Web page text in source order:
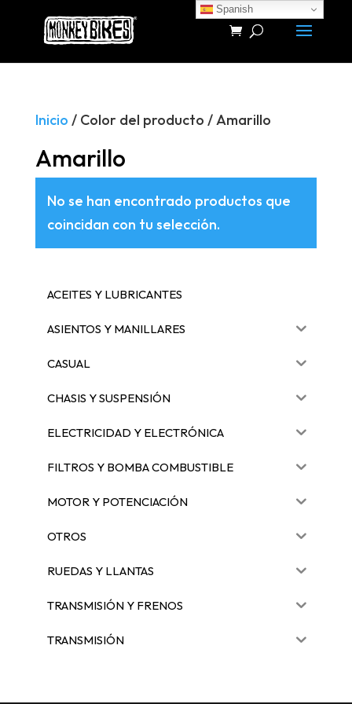
Búsqueda
productos
Inicio / Color del producto / Amarillo
Amarillo
No se han encontrado productos que
coincidan con tu selección.
ACEITES Y LUBRICANTES
ASIENTOS Y MANILLARES
CASUAL
CHASIS Y SUSPENSIÓN
ELECTRICIDAD Y ELECTRÓNICA
FILTROS Y BOMBA COMBUSTIBLE
MOTOR Y POTENCIACIÓN
OTROS
RUEDAS Y LLANTAS
TRANSMISIÓN Y FRENOS
TRANSMISIÓN
Spanish